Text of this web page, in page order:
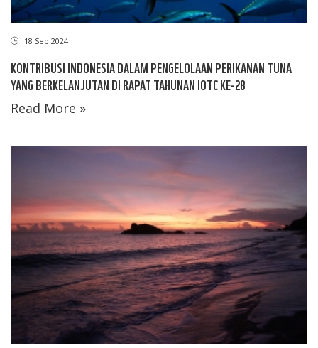
18 Sep 2024
KONTRIBUSI INDONESIA DALAM PENGELOLAAN PERIKANAN TUNA
YANG BERKELANJUTAN DI RAPAT TAHUNAN IOTC KE-28
Read More »